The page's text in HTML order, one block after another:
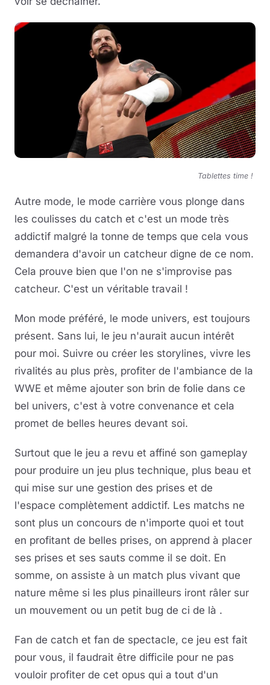
Tablettes time !
Autre mode, le mode carrière vous plonge dans
les coulisses du catch et c'est un mode très
addictif malgré la tonne de temps que cela vous
demandera d'avoir un catcheur digne de ce nom.
Cela prouve bien que l'on ne s'improvise pas
catcheur. C'est un véritable travail !
Mon mode préféré, le mode univers, est toujours
présent. Sans lui, le jeu n'aurait aucun intérêt
pour moi. Suivre ou créer les storylines, vivre les
rivalités au plus près, profiter de l'ambiance de la
WWE et même ajouter son brin de folie dans ce
bel univers, c'est à votre convenance et cela
promet de belles heures devant soi.
Surtout que le jeu a revu et affiné son gameplay
pour produire un jeu plus technique, plus beau et
qui mise sur une gestion des prises et de
l'espace complètement addictif. Les matchs ne
sont plus un concours de n'importe quoi et tout
en profitant de belles prises, on apprend à placer
ses prises et ses sauts comme il se doit. En
somme, on assiste à un match plus vivant que
nature même si les plus pinailleurs iront râler sur
un mouvement ou un petit bug de ci de là .
Fan de catch et fan de spectacle, ce jeu est fait
pour vous, il faudrait être difficile pour ne pas
vouloir profiter de cet opus qui a tout d'un